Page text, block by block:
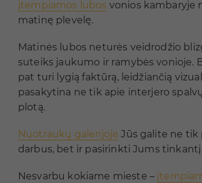
įtempiamos lubos vonios kambaryje
matinę plevelę.
Matinės lubos neturės veidrodžio
suteiks jaukumo ir ramybės vonioje.
pat turi lygią faktūrą, leidžiančią
pasakytina ne tik apie interjero
plotą.
Nuotraukų galerijoje Jūs galite ne tik
darbus, bet ir pasirinkti Jums
Nesvarbu kokiame mieste –